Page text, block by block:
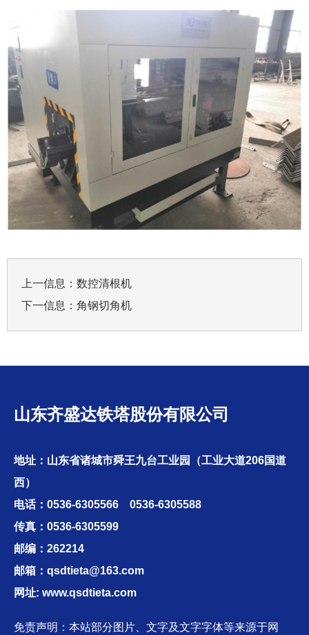
上一信息： 数控清根机
下一信息： 角钢切角机
山东齐盛达铁塔股份有限公司
地址：山东省诸城市舜王九台工业园（工业大道206国道
西）
电话：0536-6305566 0536-6305588
传真：0536-6305599
邮编：262214
邮箱：qsdtieta@163.com
网址: www.qsdtieta.com
免责声明：本站部分图片、文字及文字字体等来源于网